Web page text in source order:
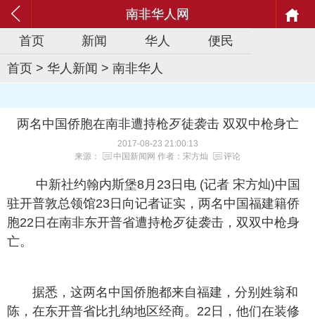
南非华人网
首页
新闻 华人
便民
首页 > 华人新闻 > 南非华人
两名中国侨胞在南非遭持枪歹徒袭击 双双中枪身亡
2017-08-23 21:00:13
来源：
中国新闻网 作者：宋方灿 评论
中新社约翰内斯堡8月23日电 (记者 宋方灿)中国
驻开普敦总领馆23日向记者证实，两名中国福建籍侨
胞22日在南非东开普省遭持枪歹徒袭击，双双中枪身
亡。
据悉，这两名中国侨胞都来自福建，分别姓翁和
陈，在东开普省比扎纳地区经商。22日，他们在装修